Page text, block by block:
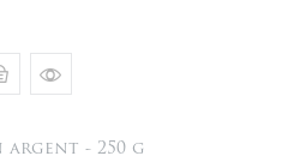
argent - 250 g